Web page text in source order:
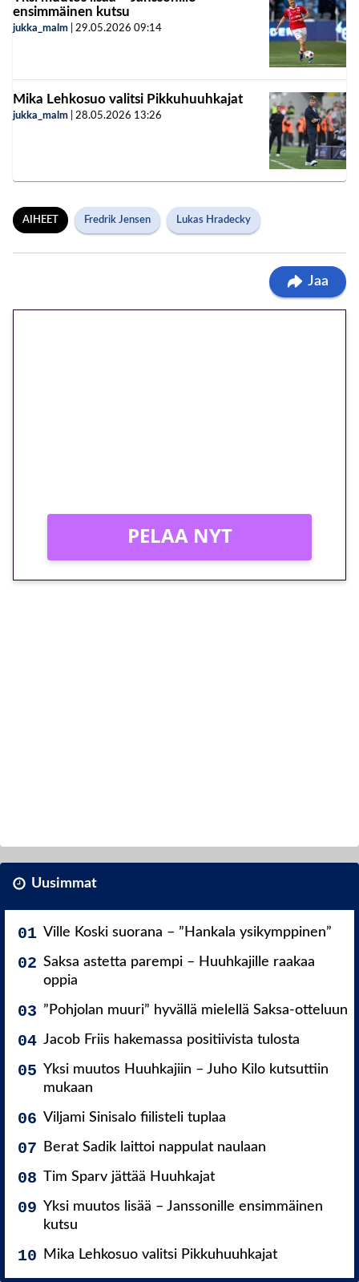
ensimmäinen kutsu
jukka_malm 29.05.2026 09:14
Mika Lehkosuo valitsi Pikkuhuuhkajat
jukka_malm 28.05.2026 13:26
AIHEET Fredrik Jensen Lukas Hradecky
Jaa
PELAA NYT
Uusimmat
Ville Koski suorana – ”Hankala ysikymppinen”
Saksa astetta parempi – Huuhkajille raakaa
oppia
”Pohjolan muuri” hyvällä mielellä Saksa-otteluun
Jacob Friis hakemassa positiivista tulosta
Yksi muutos Huuhkajiin – Juho Kilo kutsuttiin
mukaan
Viljami Sinisalo fiilisteli tuplaa
Berat Sadik laittoi nappulat naulaan
Tim Sparv jättää Huuhkajat
Yksi muutos lisää – Janssonille ensimmäinen
kutsu
Mika Lehkosuo valitsi Pikkuhuuhkajat